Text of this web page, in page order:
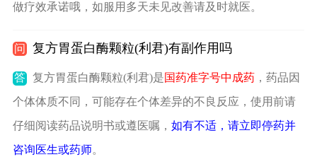
做疗效承诺哦，如服用多天未见改善请及时就医。
问 复方胃蛋白酶颗粒(利君)有副作用吗
答 复方胃蛋白酶颗粒(利君)是国药准字号中成药，药品因
个体体质不同，可能存在个体差异的不良反应，使用前请
仔细阅读药品说明书或遵医嘱， 如有不适，请立即停药并
咨询医生或药师。